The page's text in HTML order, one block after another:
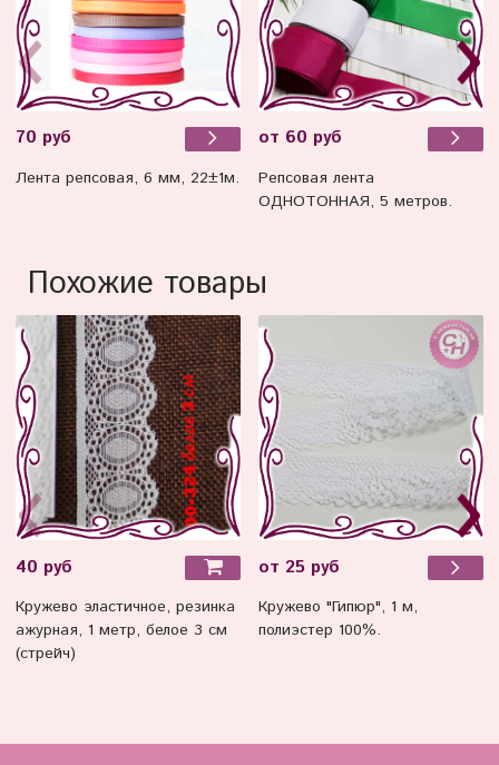
70 руб
Лента репсовая, 6 мм, 22±1м.
от 60 руб
Репсовая лента
ОДНОТОННАЯ, 5 метров.
Похожие товары
40 руб
Кружево эластичное, резинка
ажурная, 1 метр, белое 3 см
(стрейч)
от 25 руб
Кружево "Гипюр", 1 м,
полиэстер 100%.